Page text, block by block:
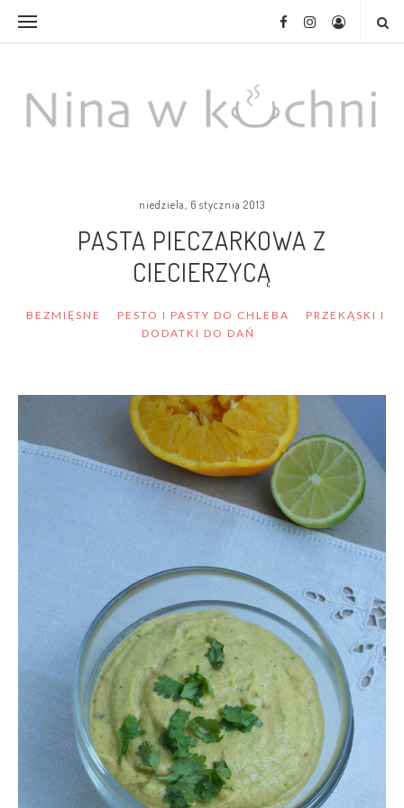
niedziela, 6 stycznia 2013
PASTA PIECZARKOWA Z
CIECIERZYCĄ
BEZMIĘSNE PESTO I PASTY DO CHLEBA
PRZEKĄSKI I
DODATKI DO DAŃ